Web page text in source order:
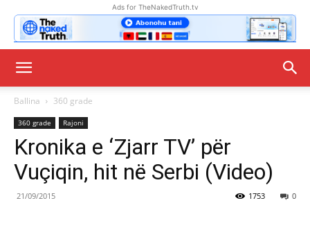
Ads for TheNakedTruth.tv
Ballina 360 grade
360 grade Rajoni
Kronika e ‘Zjarr TV’ për
Vuçiqin, hit në Serbi (Video)
21/09/2015 0
1753